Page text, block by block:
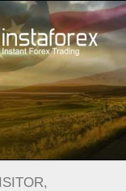
Treyderlar